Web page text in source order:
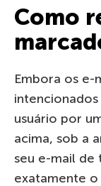
Como
Embora os e-
usuário por
acima, sob a
seu e-mail de
exatamente